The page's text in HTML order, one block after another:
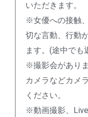
いただきます。
※女優への接触
切な言動、行動
ます。(途中でも
※撮影会があり
カメラなどカメ
ください。
※動画撮影、Live